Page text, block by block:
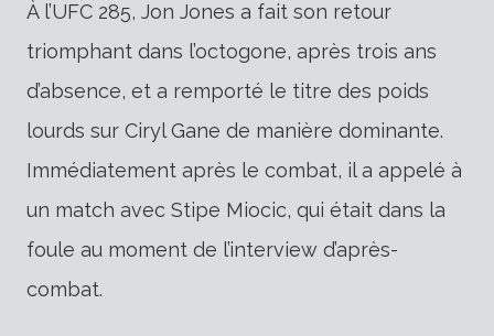
À l’UFC 285, Jon Jones a fait son retour
triomphant dans l’octogone, après trois ans
d’absence, et a remporté le titre des poids
lourds sur Ciryl Gane de manière dominante.
Immédiatement après le combat, il a appelé à
un match avec Stipe Miocic, qui était dans la
foule au moment de l’interview d’après-
combat.